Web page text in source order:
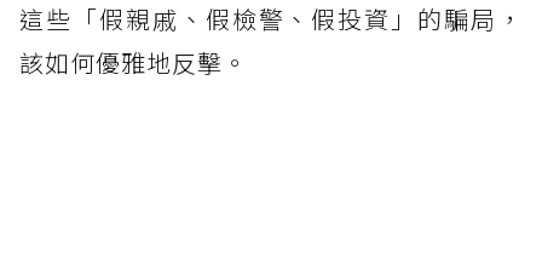
這些「假親戚、假檢警、假投資」的騙局，
該如何優雅地反擊。